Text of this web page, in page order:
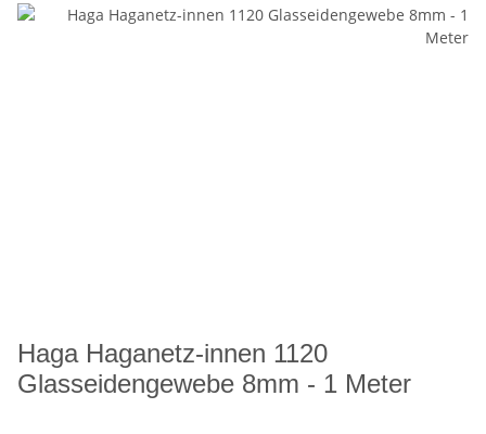
Haga Haganetz-innen 1120
Glasseidengewebe 8mm - 1 Meter